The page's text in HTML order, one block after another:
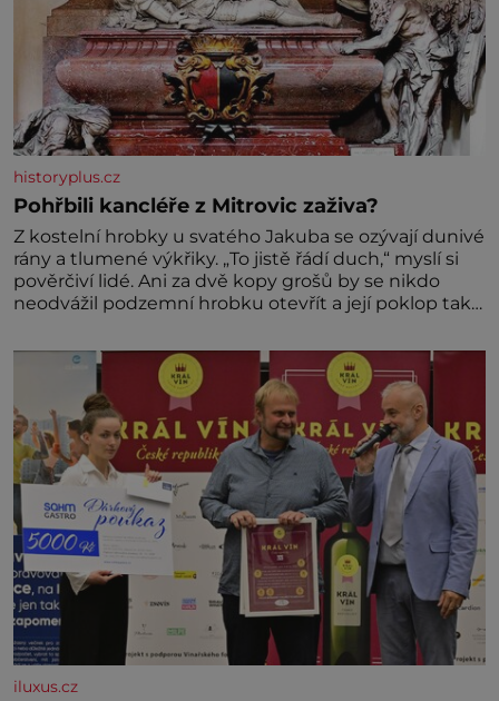
historyplus.cz
Pohřbili kancléře z Mitrovic zaživa?
Z kostelní hrobky u svatého Jakuba se ozývají dunivé
rány a tlumené výkřiky. „To jistě řádí duch,“ myslí si
pověrčiví lidé. Ani za dvě kopy grošů by se nikdo
neodvážil podzemní hrobku otevřít a její poklop tak
divné burácení skutečně ustane. Když o mnoho let
později hrobku
iluxus.cz